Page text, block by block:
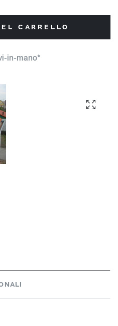
CARRELLO
in-mano*